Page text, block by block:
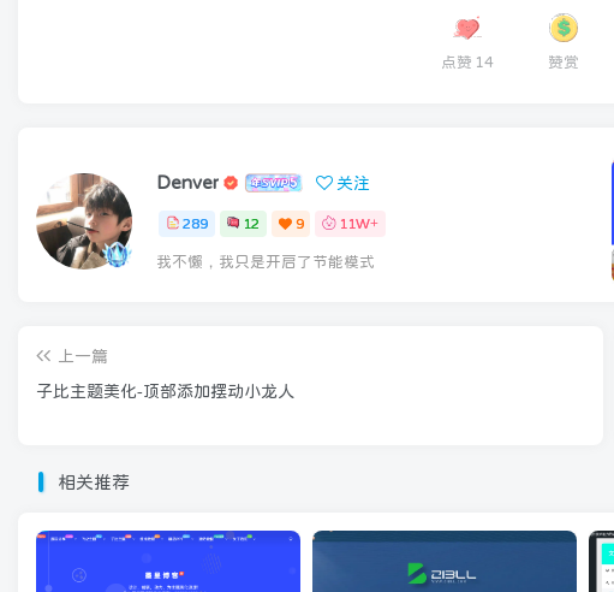
点赞 14 赞赏
Denver 关注
289 12 9 11W+
我不懒，我只是开启了节能模式
上一篇
子比主题美化-顶部添加摆动小龙人
相关推荐